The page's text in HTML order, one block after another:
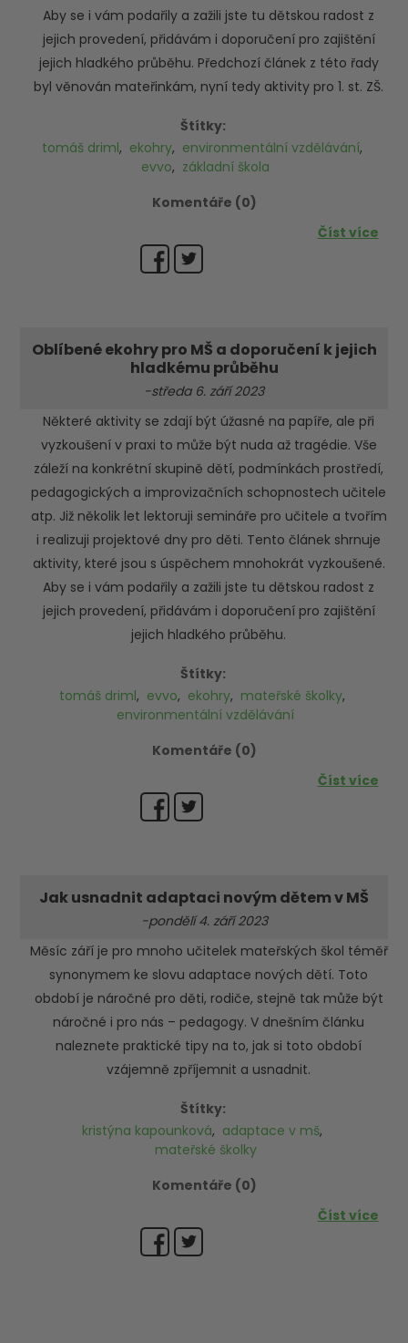
Aby se i vám podařily a zažili jste tu dětskou radost z
jejich provedení, přidávám i doporučení pro zajištění
jejich hladkého průběhu. Předchozí článek z této řady
byl věnován mateřinkám, nyní tedy aktivity pro 1. st. ZŠ.
Štítky:
tomáš driml, ekohry, environmentální vzdělávání,
evvo, základní škola
Komentáře (0)
Číst více
Oblíbené ekohry pro MŠ a doporučení k jejich
hladkému průběhu
-středa 6. září 2023
Některé aktivity se zdají být úžasné na papíře, ale při
vyzkoušení v praxi to může být nuda až tragédie. Vše
záleží na konkrétní skupině dětí, podmínkách prostředí,
pedagogických a improvizačních schopnostech učitele
atp. Již několik let lektoruji semináře pro učitele a tvořím
i realizuji projektové dny pro děti. Tento článek shrnuje
aktivity, které jsou s úspěchem mnohokrát vyzkoušené.
Aby se i vám podařily a zažili jste tu dětskou radost z
jejich provedení, přidávám i doporučení pro zajištění
jejich hladkého průběhu.
Štítky:
tomáš driml, evvo, ekohry, mateřské školky,
environmentální vzdělávání
Komentáře (0)
Číst více
Jak usnadnit adaptaci novým dětem v MŠ
-pondělí 4. září 2023
Měsíc září je pro mnoho učitelek mateřských škol téměř
synonymem ke slovu adaptace nových dětí. Toto
období je náročné pro děti, rodiče, stejně tak může být
náročné i pro nás – pedagogy. V dnešním článku
naleznete praktické tipy na to, jak si toto období
vzájemně zpříjemnit a usnadnit.
Štítky:
kristýna kapounková, adaptace v mš,
mateřské školky
Komentáře (0)
Číst více